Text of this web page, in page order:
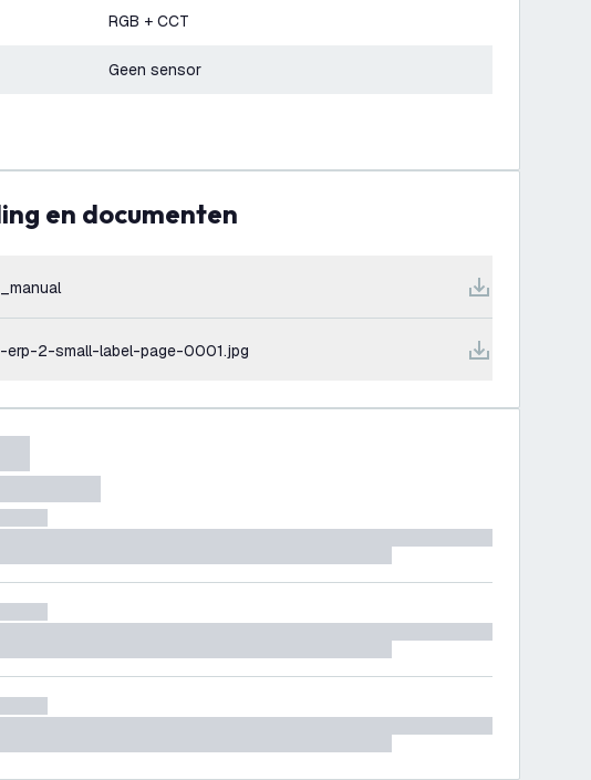
RGB + CCT
Geen sensor
en documenten
erp-2-small-label-page-0001.jpg